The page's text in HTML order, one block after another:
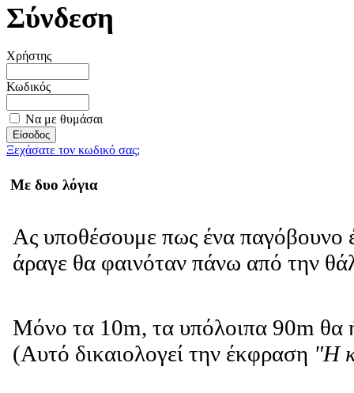
Σύνδεση
Χρήστης
Κωδικός
Να με θυμάσαι
Ξεχάσατε τον κωδικό σας;
Με δυο λόγια
Ας υποθέσουμε πως ένα παγόβουνο
άραγε θα φαινόταν πάνω από την
Μόνο τα 10m, τα υπόλοιπα 90m
(Αυτό δικαιολογεί την έκφραση "Η